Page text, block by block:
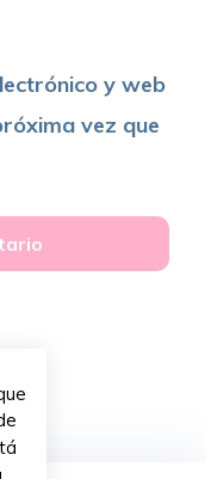
y web
vez que